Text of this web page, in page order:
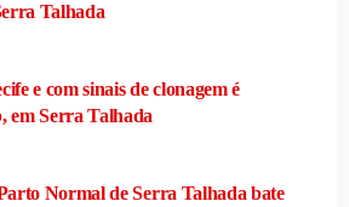
Talhada
e com sinais de clonagem é
em Serra Talhada
Normal de Serra Talhada bate